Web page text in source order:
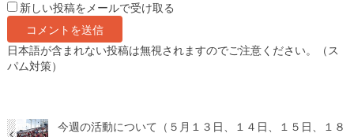
新しい投稿をメールで受け取る
日本語が含まれない投稿は無視されますのでご注意ください。（ス
パム対策）
今週の活動について（５月１３日、１４日、１５日、１８